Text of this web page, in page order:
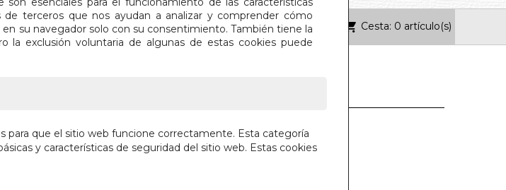
terceros que nos ayudan a analizar y comprender cómo
su navegador solo con su consentimiento. También tiene la
la exclusión voluntaria de algunas de estas cookies puede
para que el sitio web funcione correctamente. Esta categoría
y características de seguridad del sitio web. Estas cookies
QUIÉNES SOMOS CONTACTO Cesta: 0 artículo(s)
MISTICISMO PRACTICO
EDWARD LEE